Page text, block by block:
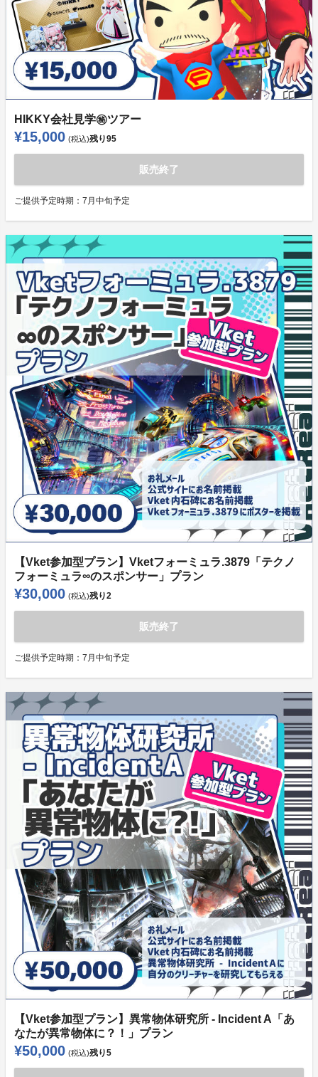
HIKKY会社見学㊙ツアー
¥15,000 (税込)残り95
販売終了
ご提供予定時期： 7月中旬予定
【Vket参加型プラン】Vketフォーミュラ.3879「テクノ
フォーミュラ∞のスポンサー」プラン
¥30,000 (税込)残り2
販売終了
ご提供予定時期： 7月中旬予定
【Vket参加型プラン】異常物体研究所 - Incident A「あ
なたが異常物体に？！」プラン
¥50,000 (税込)残り5